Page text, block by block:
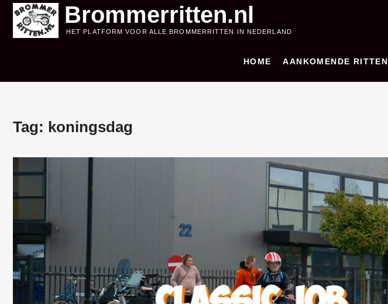
Skip
content
Brommerritten.nl
HET PLATFORM VOOR ALLE BROMMERRITTEN IN NEDERLAND
HOME AANKOMENDE RITTEN
Tag: koningsdag